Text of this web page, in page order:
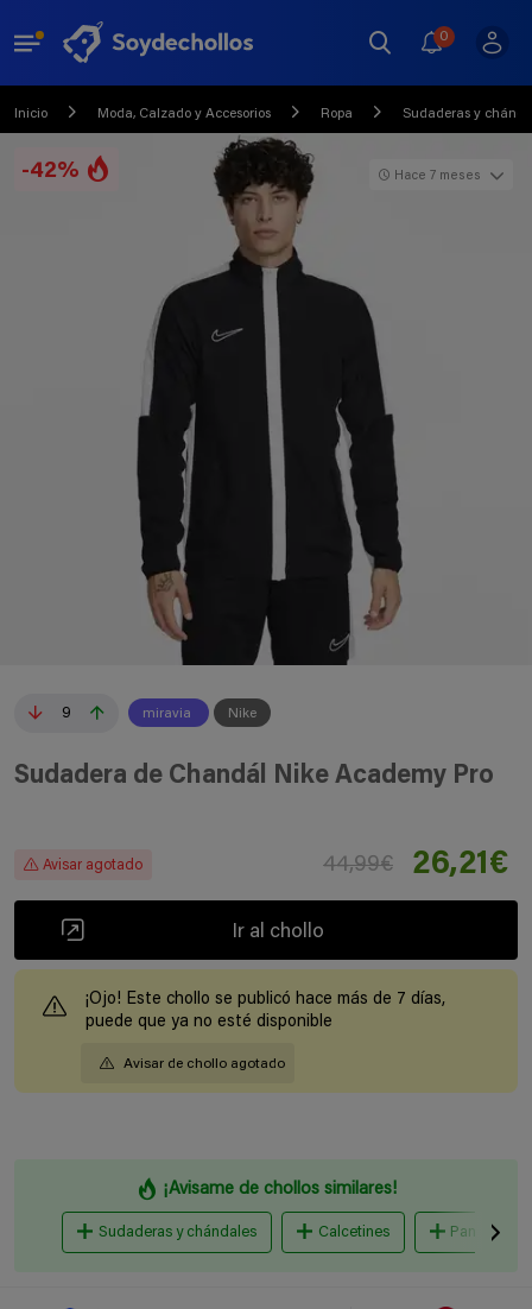
0
Inicio Moda, Calzado y Accesorios Ropa Sudaderas y
-42%
9 miravia Nike
Hace 7 meses
Sudadera de Chandál Nike Academy Pro
Avisar agotado 44,99€ 26,21€
Ir al chollo
¡Ojo! Este chollo se publicó hace más de 7 días,
puede que ya no esté disponible
Avisar de chollo agotado
¡Avisame de chollos similares!
Sudaderas y chándales Calcetines Pantalones